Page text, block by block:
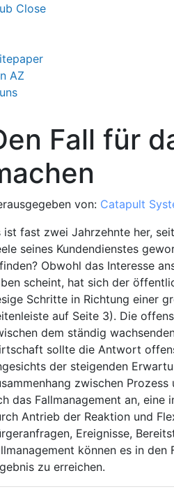
Close
AZ
Fall für
von: Catapult
ist fast zwei Jahrzehnte her,
seines Kundendienstes
Obwohl das Interesse
scheint, hat sich der
Schritte in Richtung einer
auf Seite 3). Die
dem ständig
sollte die Antwort
der steigenden
zwischen
das Fallmanagement an,
Antrieb der Reaktion und
Ereignisse,
können es in
zu erreichen.